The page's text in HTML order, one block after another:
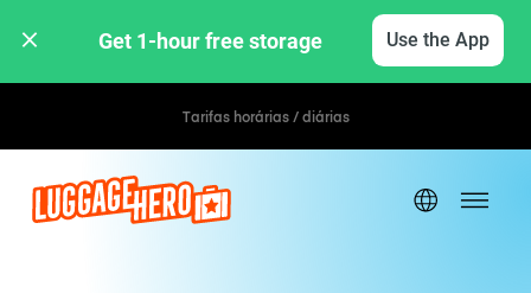
Get 1-hour free storage Use the App
Tarifas horárias / diárias